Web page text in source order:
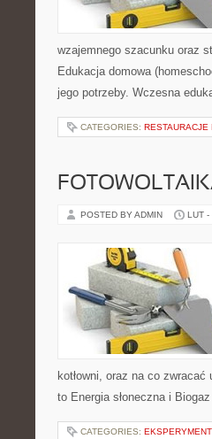
wzajemnego szacunku oraz
Edukacja domowa
jego potrzeby. Wczesna
CATEGORIES: RESTAURACJE
POSTED BY ADMIN LUT -
kotłowni, oraz na co
to Energia słoneczna i
CATEGORIES: